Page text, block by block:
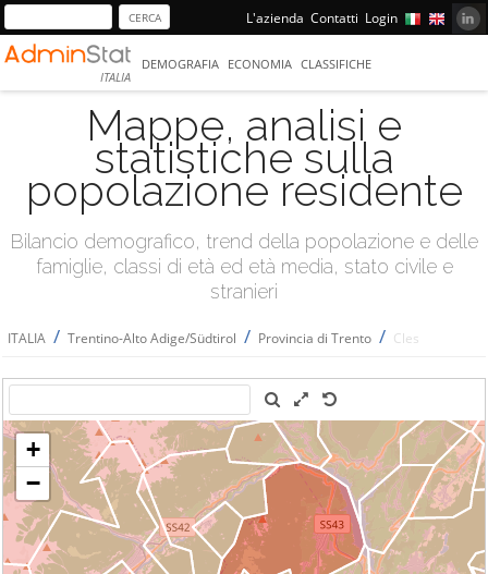
L'azienda Contatti Login
ITALIA
DEMOGRAFIA ECONOMIA CLASSIFICHE
Mappe, analisi e
statistiche sulla
popolazione residente
Bilancio demografico, trend della popolazione e delle
famiglie, classi di età ed età media, stato civile e
stranieri
ITALIA / Trentino-Alto Adige/Südtirol / Provincia di Trento / Cles